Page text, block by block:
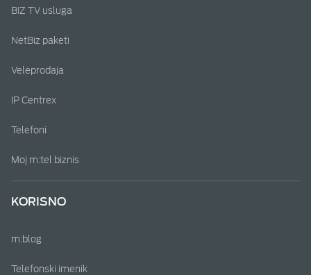
BIZ TV usluga
NetBiz paketi
Veleprodaja
IP Centrex
Telefoni
Moj m:tel biznis
KORISNO
m:blog
Telefonski imenik